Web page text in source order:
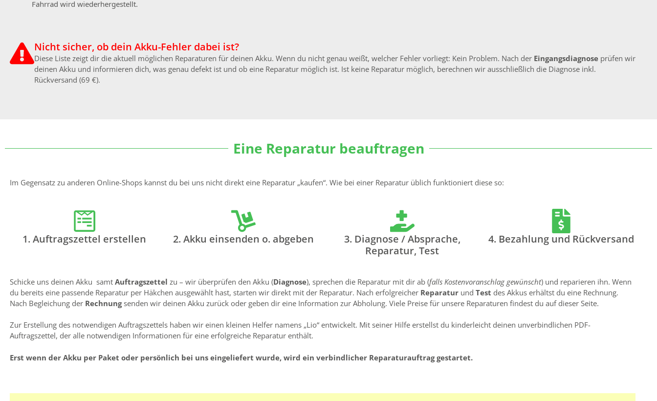
Fahrrad wird wiederhergestellt.
Nicht sicher, ob dein Akku-Fehler dabei ist?
Diese Liste zeigt dir die aktuell möglichen Reparaturen für deinen Akku. Wenn du nicht genau weißt, welcher Fehler vorliegt: Kein Problem. Nach der Eingangsdiagnose prüfen wir
deinen Akku und informieren dich, was genau defekt ist und ob eine Reparatur möglich ist. Ist keine Reparatur möglich, berechnen wir ausschließlich die Diagnose inkl.
Rückversand (69 €).
Eine Reparatur beauftragen
Im Gegensatz zu anderen Online-Shops kannst du bei uns nicht direkt eine Reparatur „kaufen“. Wie bei einer Reparatur üblich funktioniert diese so:
1. Auftragszettel erstellen 2. Akku einsenden o. abgeben
3. Diagnose / Absprache,
Reparatur, Test
4. Bezahlung und Rückversand
Schicke uns deinen Akku samt Auftragszettel zu – wir überprüfen den Akku (Diagnose), sprechen die Reparatur mit dir ab (falls Kostenvoranschlag gewünscht) und reparieren ihn. Wenn
du bereits eine passende Reparatur per Häkchen ausgewählt hast, starten wir direkt mit der Reparatur. Nach erfolgreicher Reparatur und Test des Akkus erhältst du eine Rechnung.
Nach Begleichung der Rechnungsenden wir deinen Akku zurück oder geben dir eine Information zur Abholung. Viele Preise für unsere Reparaturen findest du auf dieser Seite.
Zur Erstellung des notwendigen Auftragszettels haben wir einen kleinen Helfer namens „Lio“ entwickelt. Mit seiner Hilfe erstellst du kinderleicht deinen unverbindlichen PDF-
Auftragszettel, der alle notwendigen Informationen für eine erfolgreiche Reparatur enthält.
Erst wenn der Akku per Paket oder persönlich bei uns eingeliefert wurde, wird ein verbindlicher Reparaturauftrag gestartet.